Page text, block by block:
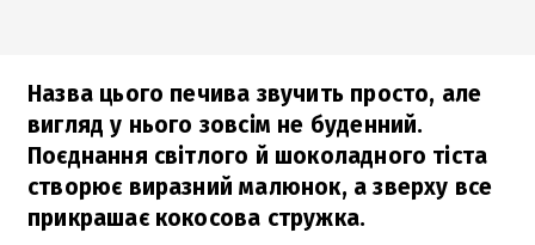
Назва цього печива звучить просто, але
вигляд у нього зовсім не буденний.
Поєднання світлого й шоколадного тіста
створює виразний малюнок, а зверху все
прикрашає кокосова стружка.